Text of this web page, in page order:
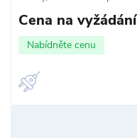
Cena na vyžádání
Nabídněte cenu